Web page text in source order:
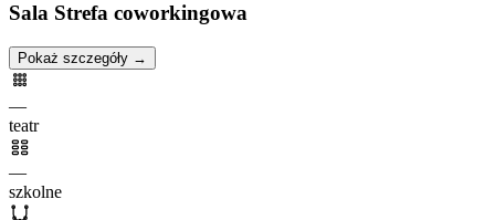
Sala Strefa coworkingowa
Pokaż szczegóły →
—
teatr
—
szkolne